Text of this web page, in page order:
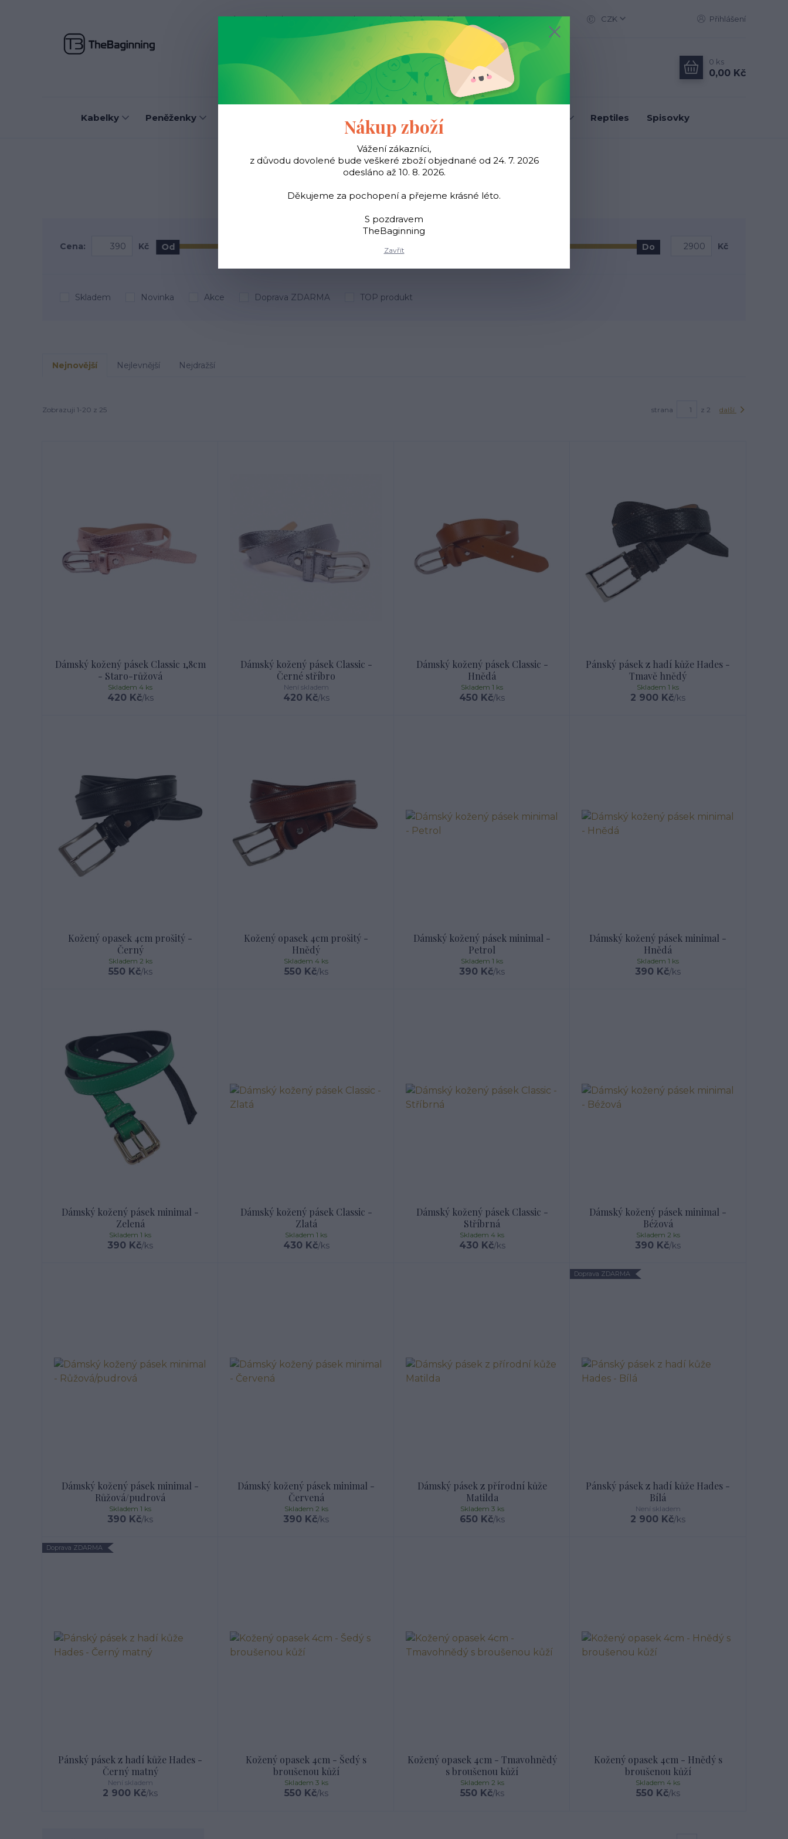
O nás Jak nakupovat Kontakty Obchodní podmínky Více CZK Přihlášení
Hledat
0 ks
0,00 Kč
Kabelky Peněženky Šátky Young TheBaginning Reptiles Spisovky
Úvod Classic Kožené pásky
Kožené pásky
Cena: Kč Od Do Kč
Skladem Novinka Akce Doprava ZDARMA TOP produkt
Nejnovější Nejlevnější Nejdražší
Zobrazuji 1-20 z 25 strana z 2 další
Dámský kožený pásek Classic 1,8cm
- Staro-růžová
420 Kč/ks
Skladem 4 ks
Dámský kožený pásek Classic -
Černé stříbro
420 Kč/ks
Není skladem
Dámský kožený pásek Classic -
Hnědá
450 Kč/ks
Skladem 1 ks
Pánský pásek z hadí kůže Hades -
Tmavě hnědý
2 900 Kč/ks
Skladem 1 ks
Kožený opasek 4cm prošitý -
Černý
550 Kč/ks
Skladem 2 ks
Kožený opasek 4cm prošitý -
Hnědý
550 Kč/ks
Skladem 4 ks
Dámský kožený pásek minimal -
Petrol
390 Kč/ks
Skladem 1 ks
Dámský kožený pásek minimal -
Hnědá
390 Kč/ks
Skladem 1 ks
Dámský kožený pásek minimal -
Zelená
390 Kč/ks
Skladem 1 ks
Dámský kožený pásek Classic -
Zlatá
430 Kč/ks
Skladem 1 ks
Dámský kožený pásek Classic -
Stříbrná
430 Kč/ks
Skladem 4 ks
Dámský kožený pásek minimal -
Béžová
390 Kč/ks
Skladem 2 ks
Dámský kožený pásek minimal -
Růžová/pudrová
390 Kč/ks
Skladem 1 ks
Dámský kožený pásek minimal -
Červená
390 Kč/ks
Skladem 2 ks
Dámský pásek z přírodní kůže
Matilda
650 Kč/ks
Skladem 3 ks
Doprava ZDARMA
Pánský pásek z hadí kůže Hades -
Bílá
2 900 Kč/ks
Není skladem
Doprava ZDARMA
Pánský pásek z hadí kůže Hades -
Černý matný
2 900 Kč/ks
Není skladem
Kožený opasek 4cm - Šedý s
broušenou kůží
550 Kč/ks
Skladem 3 ks
Kožený opasek 4cm - Tmavohnědý
s broušenou kůží
550 Kč/ks
Skladem 2 ks
Kožený opasek 4cm - Hnědý s
broušenou kůží
550 Kč/ks
Skladem 4 ks
Nákup zboží
Vážení zákazníci,
z důvodu dovolené bude veškeré zboží objednané od 24. 7. 2026
odesláno až 10. 8. 2026.
Děkujeme za pochopení a přejeme krásné léto.
S pozdravem
TheBaginning
Zavřít